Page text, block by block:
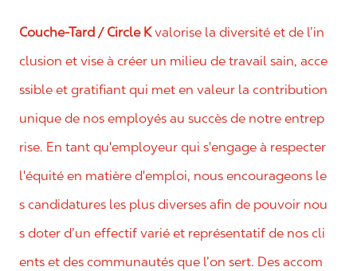
Couche-Tard / Circle Kvalorise la diversité et de l’in
clusion et vise à créer un milieu de travail sain, acce
ssible et gratifiant qui met en valeur la contribution
unique de nos employés au succès de notre entrep
rise. En tant qu'employeur qui s'engage à respecter
l'équité en matière d'emploi, nous encourageons le
s candidatures les plus diverses afin de pouvoir nou
s doter d’un effectif varié et représentatif de nos cli
ents et des communautés que l’on sert. Des accom